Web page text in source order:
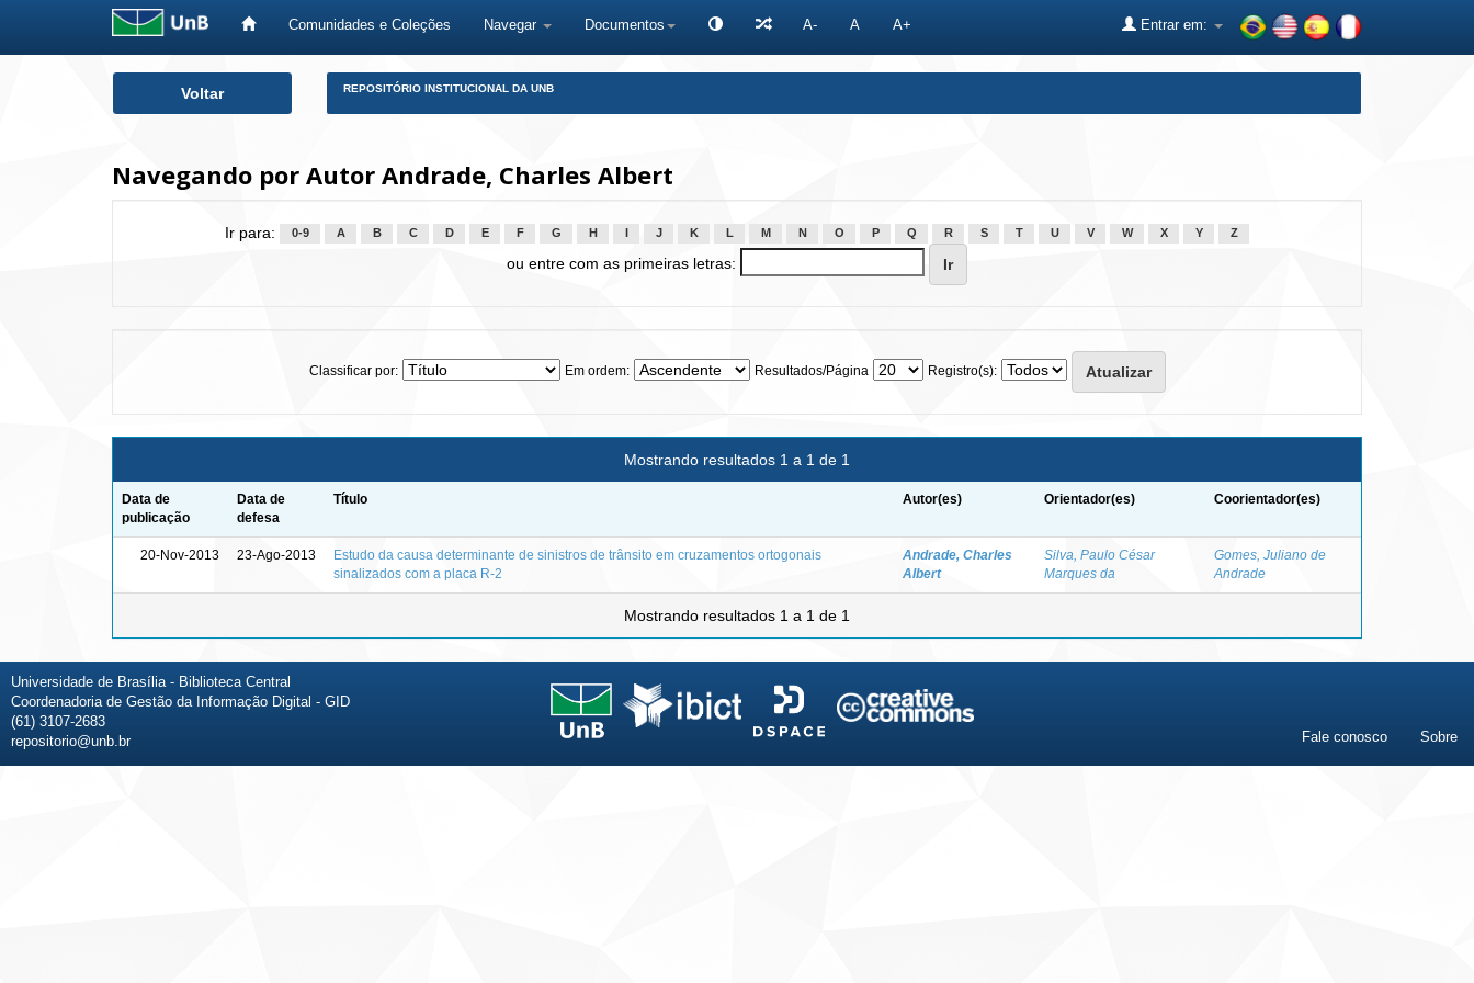
Comunidades e Coleções Navegar Documentos A- A A+ Entrar em:
Voltar REPOSITÓRIO INSTITUCIONAL DA UNB
Navegando por Autor Andrade, Charles Albert
Ir para: 0-9 A B C D E F G H J K L M N O P Q R S T U V W X Y Z
ou entre com as primeiras letras:
Classificar por: Em ordem: Resultados/Página Registro(s):
Mostrando resultados 1 a 1 de 1
Data de
publicação
Data de
defesa
Título Autor(es) Orientador(es) Coorientador(es)
20-Nov-2013 23-Ago-2013
Estudo da causa determinante de sinistros de trânsito em cruzamentos ortogonais
sinalizados com a placa R-2
Andrade, Charles
Albert
Silva, Paulo César
Marques da
Gomes, Juliano de
Andrade
Mostrando resultados 1 a 1 de 1
Universidade de Brasília - Biblioteca Central
Coordenadoria de Gestão da Informação Digital - GID
(61) 3107-2683
repositorio@unb.br
Fale conosco Sobre